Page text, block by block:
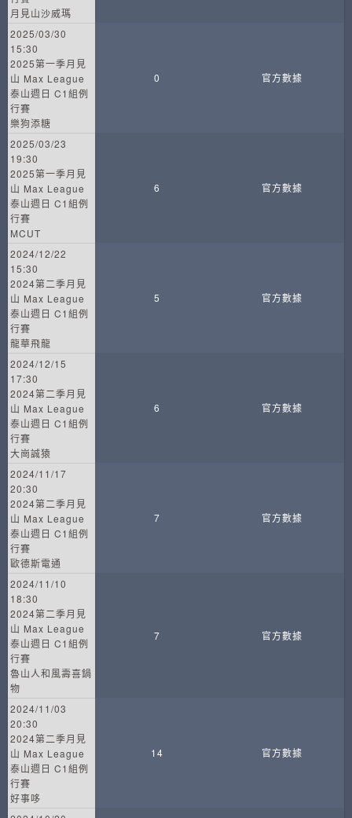
月見山沙威瑪
2025/03/30
15:30
2025第一季月見
山 Max League
泰山週日 C1組例
行賽
樂狗添糖
0 官方數據
2025/03/23
19:30
2025第一季月見
山 Max League
泰山週日 C1組例
行賽
MCUT
6 官方數據
2024/12/22
15:30
2024第二季月見
山 Max League
泰山週日 C1組例
行賽
龍華飛龍
5 官方數據
2024/12/15
17:30
2024第二季月見
山 Max League
泰山週日 C1組例
行賽
大崗誠猿
6 官方數據
2024/11/17
20:30
2024第二季月見
山 Max League
泰山週日 C1組例
行賽
歐德斯電通
7 官方數據
2024/11/10
18:30
2024第二季月見
山 Max League
泰山週日 C1組例
行賽
魯山人和風壽喜鍋
物
7 官方數據
2024/11/03
20:30
2024第二季月見
山 Max League
泰山週日 C1組例
行賽
好事哆
14 官方數據